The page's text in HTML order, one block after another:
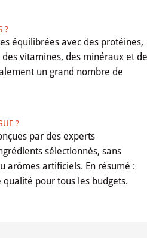
?
équilibrées avec des protéines,
des vitamines, des minéraux et
un grand nombre de
?
par des experts
sélectionnés, sans
arômes artificiels. En résumé :
pour tous les budgets.